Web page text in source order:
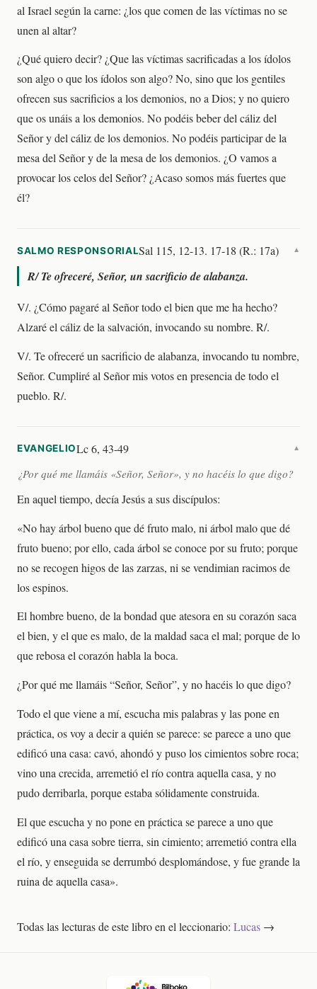
al Israel según la carne: ¿los que comen de las víctimas no se
unen al altar?
¿Qué quiero decir? ¿Que las víctimas sacrificadas a los ídolos
son algo o que los ídolos son algo? No, sino que los gentiles
ofrecen sus sacrificios a los demonios, no a Dios; y no quiero
que os unáis a los demonios. No podéis beber del cáliz del
Señor y del cáliz de los demonios. No podéis participar de la
mesa del Señor y de la mesa de los demonios. ¿O vamos a
provocar los celos del Señor? ¿Acaso somos más fuertes que
él?
SALMO RESPONSORIALSal 115, 12-13. 17-18 (R.: 17a) ▼
R/Te ofreceré, Señor, un sacrificio de alabanza.
V/. ¿Cómo pagaré al Señor todo el bien que me ha hecho?
Alzaré el cáliz de la salvación, invocando su nombre. R/.
V/. Te ofreceré un sacrificio de alabanza, invocando tu nombre,
Señor. Cumpliré al Señor mis votos en presencia de todo el
pueblo. R/.
EVANGELIOLc 6, 43-49 ▼
¿Por qué me llamáis «Señor, Señor», y no hacéis lo que digo?
En aquel tiempo, decía Jesús a sus discípulos:
«No hay árbol bueno que dé fruto malo, ni árbol malo que dé
fruto bueno; por ello, cada árbol se conoce por su fruto; porque
no se recogen higos de las zarzas, ni se vendimian racimos de
los espinos.
El hombre bueno, de la bondad que atesora en su corazón saca
el bien, y el que es malo, de la maldad saca el mal; porque de lo
que rebosa el corazón habla la boca.
¿Por qué me llamáis “Señor, Señor”, y no hacéis lo que digo?
Todo el que viene a mí, escucha mis palabras y las pone en
práctica, os voy a decir a quién se parece: se parece a uno que
edificó una casa: cavó, ahondó y puso los cimientos sobre roca;
vino una crecida, arremetió el río contra aquella casa, y no
pudo derribarla, porque estaba sólidamente construida.
El que escucha y no pone en práctica se parece a uno que
edificó una casa sobre tierra, sin cimiento; arremetió contra ella
el río, y enseguida se derrumbó desplomándose, y fue grande la
ruina de aquella casa».
Todas las lecturas de este libro en el leccionario: Lucas →